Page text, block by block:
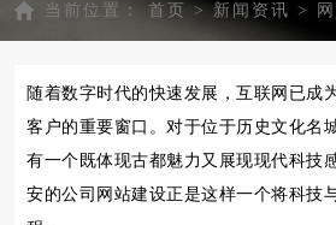
当前位置： 首页 >新闻资讯 >
随着数字时代的快速发展，互联网已成
客户的重要窗口。对于位于历史文化名
有一个既体现古都魅力又展现现代科技
安的公司网站建设正是这样一个将科技